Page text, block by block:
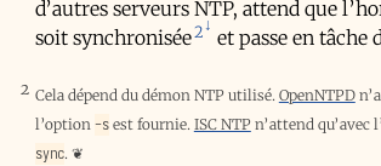
d’autres serveurs NTP, attend que
soit synchronisée2 et passe en tâche
2 Cela dépend du démon NTP utilisé. OpenNTPD
l’option -sest fournie. ISC NTPn’attend qu’avec
sync. ❦